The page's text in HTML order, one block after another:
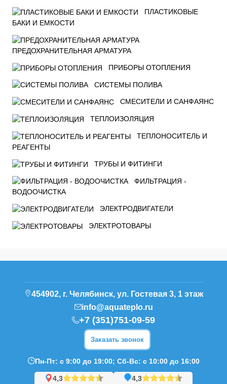
ПЛАСТИКОВЫЕ
БАКИ И ЕМКОСТИ
ПРЕДОХРАНИТЕЛЬНАЯ АРМАТУРА
ПРИБОРЫ ОТОПЛЕНИЯ
СИСТЕМЫ ПОЛИВА
СМЕСИТЕЛИ И САНФАЯНС
ТЕПЛОИЗОЛЯЦИЯ
ТЕПЛОНОСИТЕЛЬ И
РЕАГЕНТЫ
ТРУБЫ И ФИТИНГИ
ФИЛЬТРАЦИЯ -
ВОДООЧИСТКА
ЭЛЕКТРОДВИГАТЕЛИ
ЭЛЕКТРОТОВАРЫ
454902, г. Челябинск, ул. Гостевая 3, 1 этаж
info@aquateplo.ru
+7 (351)751-09-59
Заказать звонок
Пн-Пт: с 9:00 до 19:00; Сб-Вс: с 10:00 до 16:00
4,3 4,3